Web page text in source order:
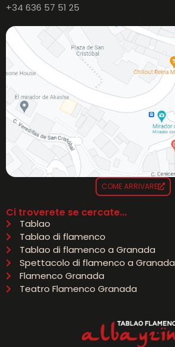
Ci troverete se cercate...
Tablao
Tablao di flamenco
Tablao di flamenco a Granada
Spettacolo di flamenco a Granada
Flamenco Granada
Teatro Flamenco Granada
COME ARRIVARE
+34 636 57 51 25